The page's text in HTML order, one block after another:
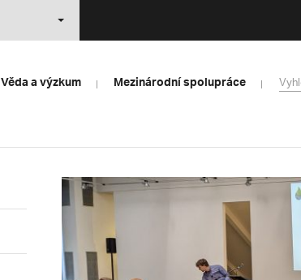
Věda a výzkum Mezinárodní spolupráce